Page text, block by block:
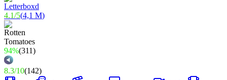
4.1/5(4,1 M)
94%(311)
8.3/10(142)